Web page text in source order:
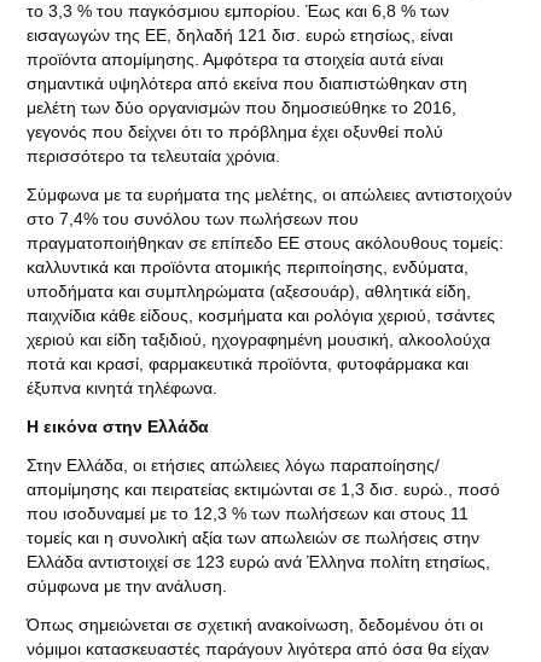
το 3,3 % του παγκόσμιου εμπορίου. Έως και 6,8 % των
εισαγωγών της ΕΕ, δηλαδή 121 δισ. ευρώ ετησίως, είναι
προϊόντα απομίμησης. Αμφότερα τα στοιχεία αυτά είναι
σημαντικά υψηλότερα από εκείνα που διαπιστώθηκαν στη
μελέτη των δύο οργανισμών που δημοσιεύθηκε το 2016,
γεγονός που δείχνει ότι το πρόβλημα έχει οξυνθεί πολύ
περισσότερο τα τελευταία χρόνια.
Σύμφωνα με τα ευρήματα της μελέτης, οι απώλειες αντιστοιχούν
στο 7,4% του συνόλου των πωλήσεων που
πραγματοποιήθηκαν σε επίπεδο ΕΕ στους ακόλουθους τομείς:
καλλυντικά και προϊόντα ατομικής περιποίησης, ενδύματα,
υποδήματα και συμπληρώματα (αξεσουάρ), αθλητικά είδη,
παιχνίδια κάθε είδους, κοσμήματα και ρολόγια χεριού, τσάντες
χεριού και είδη ταξιδιού, ηχογραφημένη μουσική, αλκοολούχα
ποτά και κρασί, φαρμακευτικά προϊόντα, φυτοφάρμακα και
έξυπνα κινητά τηλέφωνα.
Η εικόνα στην Ελλάδα
Στην Ελλάδα, οι ετήσιες απώλειες λόγω παραποίησης/
απομίμησης και πειρατείας εκτιμώνται σε 1,3 δισ. ευρώ., ποσό
που ισοδυναμεί με το 12,3 % των πωλήσεων και στους 11
τομείς και η συνολική αξία των απωλειών σε πωλήσεις στην
Ελλάδα αντιστοιχεί σε 123 ευρώ ανά Έλληνα πολίτη ετησίως,
σύμφωνα με την ανάλυση.
Όπως σημειώνεται σε σχετική ανακοίνωση, δεδομένου ότι οι
νόμιμοι κατασκευαστές παράγουν λιγότερα από όσα θα είχαν